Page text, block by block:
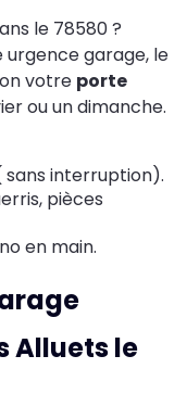
le 78580 ?
urgence garage, le
votre porte
ou un dimanche.
sans interruption).
pièces
en main.
Alluets le